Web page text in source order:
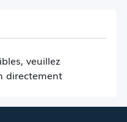
veuillez
directement